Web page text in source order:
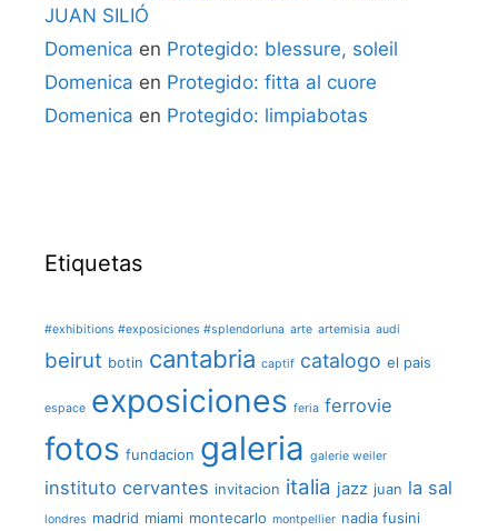
JUAN SILIÓ
Domenica en Protegido: blessure, soleil
Domenica en Protegido: fitta al cuore
Domenica en Protegido: limpiabotas
Etiquetas
#exhibitions #exposiciones #splendorluna arte artemisia audi
beirut botin cantabria captif catalogo el pais
espace exposiciones feria ferrovie
fotos fundacion galeria galerie weiler
instituto cervantes invitacion italia jazz juan la sal
londres madrid miami montecarlo montpellier nadia fusini